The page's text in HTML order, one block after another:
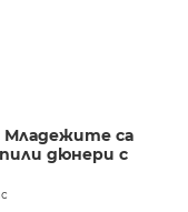
са
дюнери с